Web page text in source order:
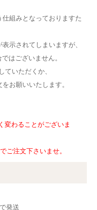
組みとなっておりますた
示されてしまいますが、
はございません。
ていただくか、
お願いいたします。
変わることがございま
ご注文下さいませ。
発送